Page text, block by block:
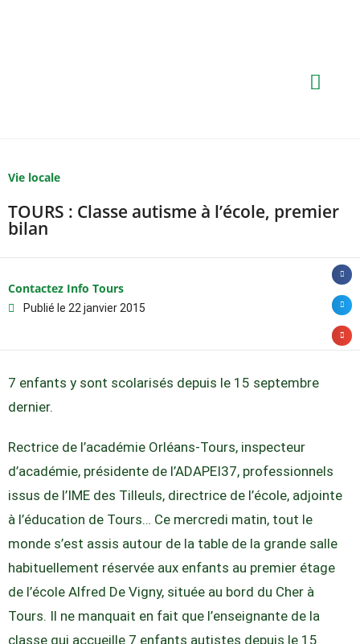
Vie locale
TOURS : Classe autisme à l’école, premier
bilan
Contactez Info Tours
Publié le 22 janvier 2015
7 enfants y sont scolarisés depuis le 15 septembre
dernier.
Rectrice de l’académie Orléans-Tours, inspecteur
d’académie, présidente de l’ADAPEI37, professionnels
issus de l’IME des Tilleuls, directrice de l’école, adjointe
à l’éducation de Tours… Ce mercredi matin, tout le
monde s’est assis autour de la table de la grande salle
habituellement réservée aux enfants au premier étage
de l’école Alfred De Vigny, située au bord du Cher à
Tours. Il ne manquait en fait que l’enseignante de la
classe qui accueille 7 enfants autistes depuis le 15